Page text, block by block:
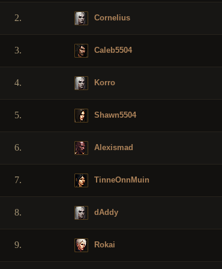
2. Cornelius
3. Caleb5504
4. Korro
5. Shawn5504
6. Alexismad
7. TinneOnnMuin
8. dAddy
9. Rokai